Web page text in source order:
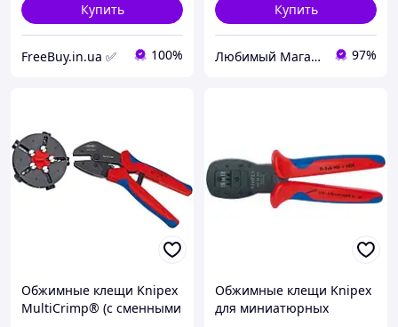
Купить
FreeBuy.in.ua ✅ 100%
Купить
Любимый Магазин 97%
Обжимные клещи Knipex
MultiCrimp® (с сменными
Обжимные клещи Knipex
для миниатюрных